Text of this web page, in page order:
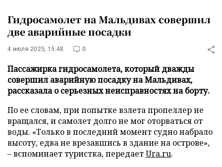
Гидросамолет на Мальдивах совершил
две аварийные посадки
4 июля 2025, 15:48 0
Пассажирка гидросамолета, который дважды
совершил аварийную посадку на Мальдивах,
рассказала о серьезных неисправностях на борту.
По ее словам, при попытке взлета пропеллер не
вращался, и самолет долго не мог оторваться от
воды. «Только в последний момент судно набрало
высоту, едва не врезавшись в здание на острове»,
– вспоминает туристка, передаетUra.ru.